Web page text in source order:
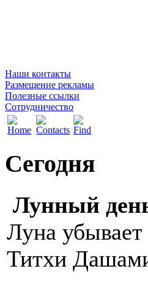
Наши контакты
Размещение рекламы
Полезные ссылки
Сотрудничество
Сегодня
Лунный
Луна убывает
Титхи